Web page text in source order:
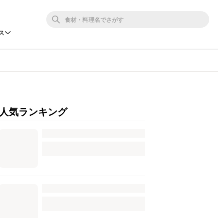
人気ランキング